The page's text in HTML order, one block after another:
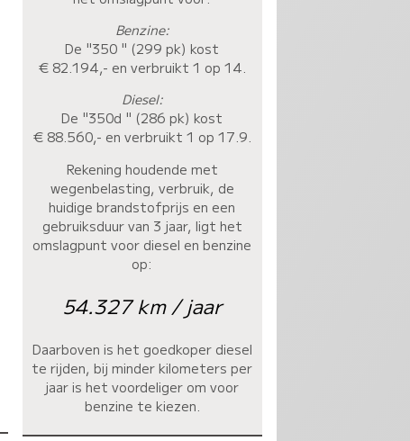
Benzine:
De "350 " (299 pk) kost
€ 82.194,- en verbruikt 1 op 14.
Diesel:
De "350d " (286 pk) kost
€ 88.560,- en verbruikt 1 op 17.9.
Rekening houdende met
wegenbelasting, verbruik, de
huidige brandstofprijs en een
gebruiksduur van 3 jaar, ligt het
omslagpunt voor diesel en benzine
op:
54.327 km / jaar
Daarboven is het goedkoper diesel
te rijden, bij minder kilometers per
jaar is het voordeliger om voor
benzine te kiezen.